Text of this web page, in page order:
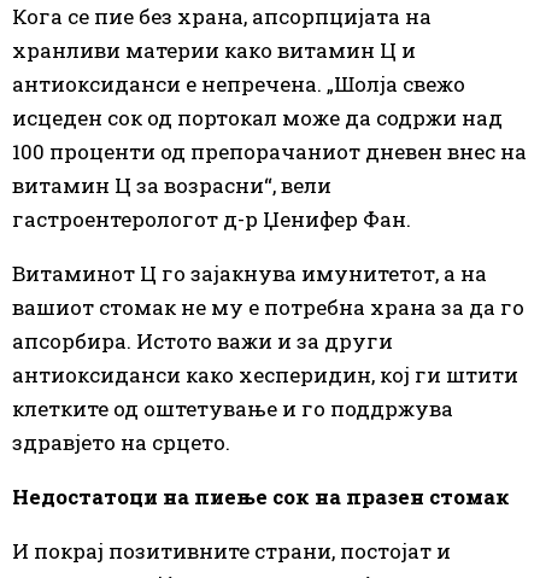
Кога се пие без храна, апсорпцијата на
хранливи материи како витамин Ц и
антиоксиданси е непречена. „Шолја свежо
исцеден сок од портокал може да содржи над
100 проценти од препорачаниот дневен внес на
витамин Ц за возрасни“, вели
гастроентерологот д-р Џенифер Фан.
Витаминот Ц го зајакнува имунитетот, а на
вашиот стомак не му е потребна храна за да го
апсорбира. Истото важи и за други
антиоксиданси како хесперидин, кој ги штити
клетките од оштетување и го поддржува
здравјето на срцето.
Недостатоци на пиење сок на празен стомак
И покрај позитивните страни, постојат и